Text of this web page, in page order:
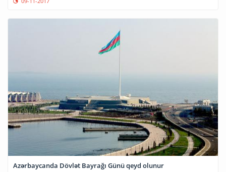
Azərbaycanda Dövlət Bayrağı Günü qeyd olunur